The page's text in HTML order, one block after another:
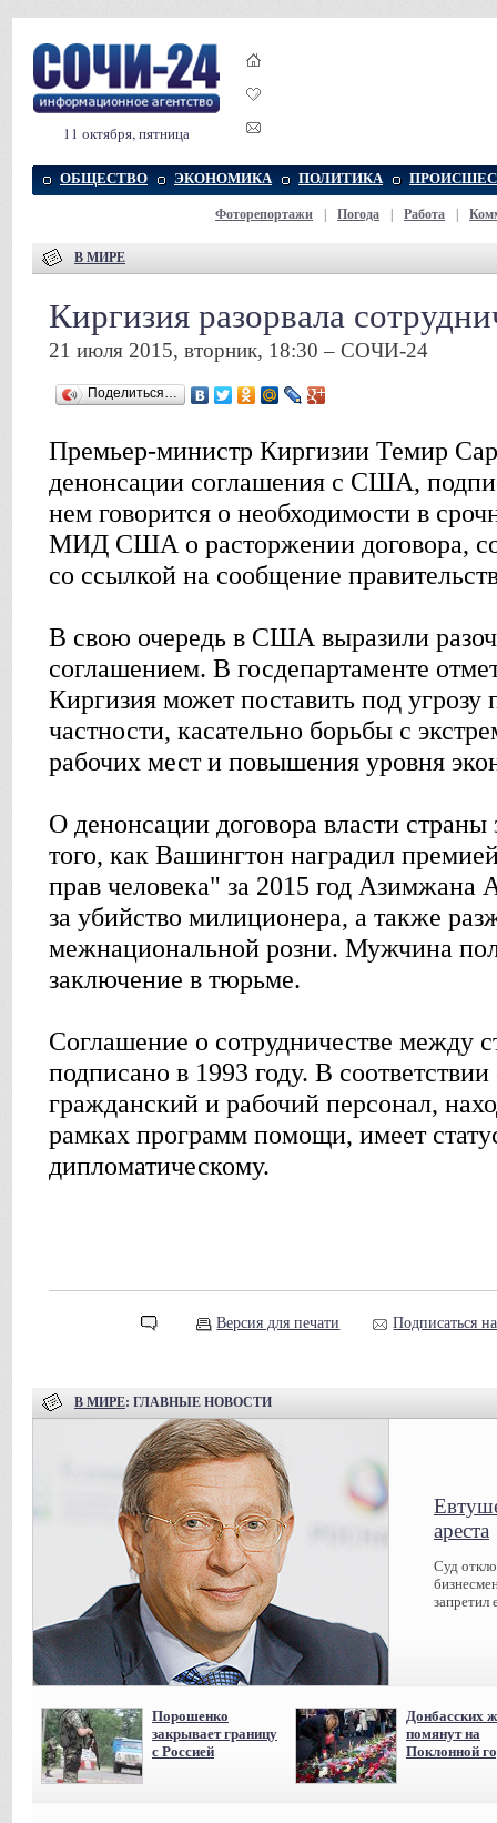
11 октября, пятница
ОБЩЕСТВО ЭКОНОМИКА ПОЛИТИКА
Фоторепортажи Погода Работа
В МИРЕ
Киргизия разорвала
21 июля 2015, вторник, 18:30 – СОЧИ-24
Поделиться…
Премьер-министр Киргизии Темир
денонсации соглашения с США,
нем говорится о необходимости в
МИД США о расторжении договора,
со ссылкой на сообщение
В свою очередь в США выразили
соглашением. В госдепартаменте
Киргизия может поставить под
частности, касательно борьбы с
рабочих мест и повышения уровня
О денонсации договора власти страны
того, как Вашингтон наградил
прав человека" за 2015 год Азимжана
за убийство милиционера, а также
межнациональной розни. Мужчина
заключение в тюрьме.
Соглашение о сотрудничестве между
подписано в 1993 году. В
гражданский и рабочий персонал,
рамках программ помощи, имеет
дипломатическому.
Версия для печати Подписаться
В МИРЕ: ГЛАВНЫЕ НОВОСТИ
ареста
Суд
запретил
Порошенко
закрывает границу
с Россией
Донбасских
помянут на
Поклонной